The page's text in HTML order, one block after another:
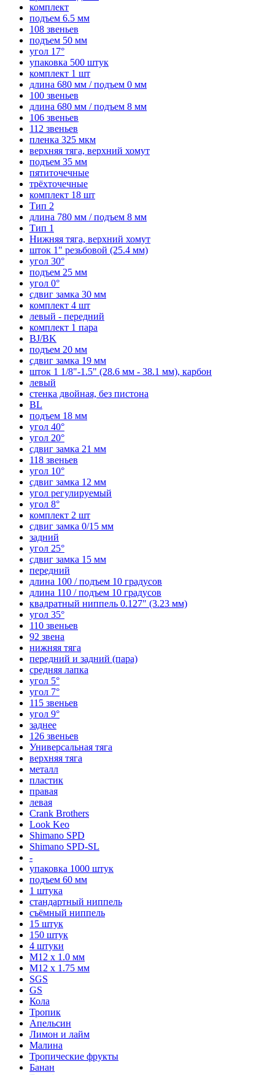
комплект
подъем 6.5 мм
108 звеньев
подъем 50 мм
угол 17°
упаковка 500 штук
комплект 1 шт
длина 680 мм / подъем 0 мм
100 звеньев
длина 680 мм / подъем 8 мм
106 звеньев
112 звеньев
пленка 325 мкм
верхняя тяга, верхний хомут
подъем 35 мм
пятиточечные
трёхточечные
комплект 18 шт
Тип 2
длина 780 мм / подъем 8 мм
Тип 1
Нижняя тяга, верхний хомут
шток 1" резьбовой (25.4 мм)
угол 30°
подъем 25 мм
угол 0°
сдвиг замка 30 мм
комплект 4 шт
левый - передний
комплект 1 пара
BJ/BK
подъем 20 мм
сдвиг замка 19 мм
шток 1 1/8"-1.5" (28.6 мм - 38.1 мм), карбон
левый
стенка двойная, без пистона
BL
подъем 18 мм
угол 40°
угол 20°
сдвиг замка 21 мм
118 звеньев
угол 10°
сдвиг замка 12 мм
угол регулируемый
угол 8°
комплект 2 шт
сдвиг замка 0/15 мм
задний
угол 25°
сдвиг замка 15 мм
передний
длина 100 / подъем 10 градусов
длина 110 / подъем 10 градусов
квадратный ниппель 0.127" (3.23 мм)
угол 35°
110 звеньев
92 звена
нижняя тяга
передний и задний (пара)
средняя лапка
угол 5°
угол 7°
115 звеньев
угол 9°
заднее
126 звеньев
Универсальная тяга
верхняя тяга
металл
пластик
правая
левая
Crank Brothers
Look Keo
Shimano SPD
Shimano SPD-SL
-
упаковка 1000 штук
подъем 60 мм
1 штука
стандартный ниппель
съёмный ниппель
15 штук
150 штук
4 штуки
М12 x 1.0 мм
М12 x 1.75 мм
SGS
GS
Кола
Тропик
Апельсин
Лимон и лайм
Малина
Тропические фрукты
Банан